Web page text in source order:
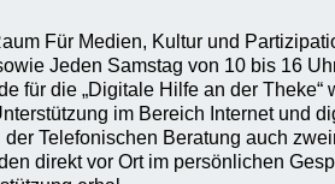
Für Medien, Kultur und
Jeden Samstag von 10 bis 16
für die „Digitale Hilfe an der Theke“
im Bereich Internet und
der Telefonischen Beratung auch
direkt vor Ort im persönlichen